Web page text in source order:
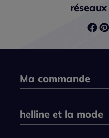
Ma commande
helline et la mode